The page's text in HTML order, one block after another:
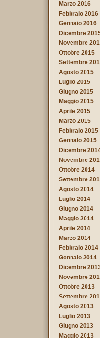
Marzo 2016
Febbraio 2016
Gennaio 2016
Dicembre
Novembre
Ottobre 2015
Settembre
Agosto 2015
Luglio 2015
Giugno 2015
Maggio 2015
Aprile 2015
Marzo 2015
Febbraio 2015
Gennaio 2015
Dicembre
Novembre
Ottobre 2014
Settembre
Agosto 2014
Luglio 2014
Giugno 2014
Maggio 2014
Aprile 2014
Marzo 2014
Febbraio 2014
Gennaio 2014
Dicembre
Novembre
Ottobre 2013
Settembre
Agosto 2013
Luglio 2013
Giugno 2013
Maggio 2013